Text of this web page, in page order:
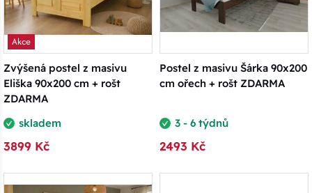
Akce
Zvýšená postel z masivu
Eliška 90x200 cm + rošt
ZDARMA
skladem
3899 Kč
Postel z masivu Šárka 90x200
cm ořech + rošt ZDARMA
3 - 6 týdnů
2493 Kč